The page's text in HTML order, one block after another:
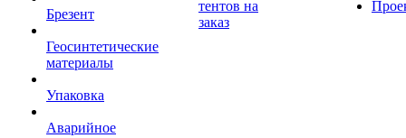
Брезент
Геосинтетические
материалы
Упаковка
Аварийное
тентов на
заказ